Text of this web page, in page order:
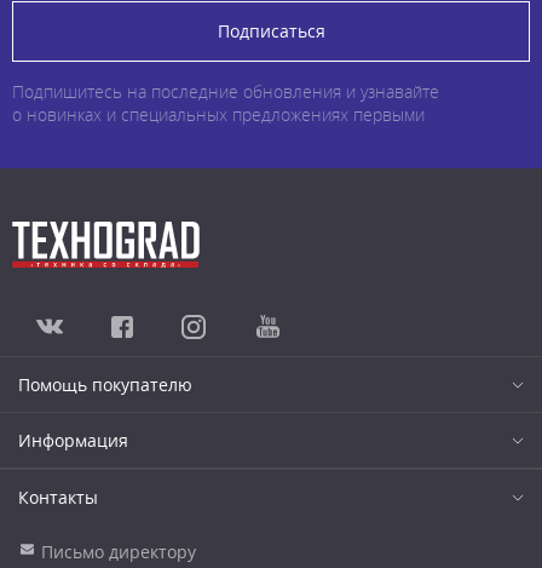
Подписаться
Подпишитесь на последние обновления и узнавайте
о новинках и специальных предложениях первыми
Помощь покупателю
Информация
Контакты
Письмо директору